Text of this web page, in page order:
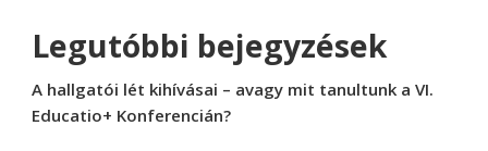
Legutóbbi bejegyzések
A hallgatói lét kihívásai – avagy mit tanultunk a VI.
Educatio+ Konferencián?